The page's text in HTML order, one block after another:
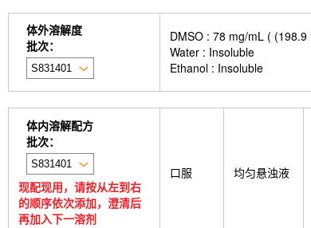
体外溶解度
批次：
DMSO : 78 mg/mL (
Water : Insoluble
Ethanol : Insoluble
体内溶解配方
批次：
现配现用，请按从左到右
的顺序依次添加，澄清后
再加入下一溶剂
口服 均匀悬浊液